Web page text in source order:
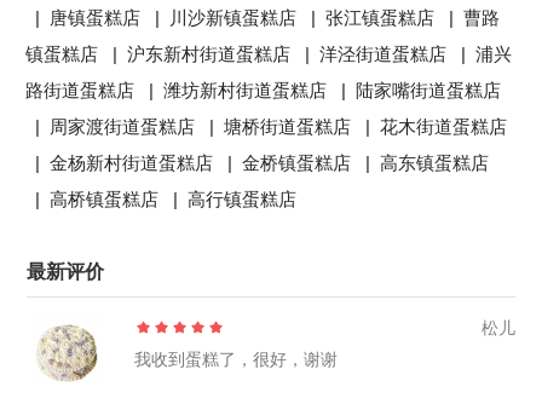
|
唐镇蛋糕店 | 川沙新镇蛋糕店 |张江镇蛋糕店 |曹路
镇蛋糕店 |沪东新村街道蛋糕店 |洋泾街道蛋糕店 |浦兴
路街道蛋糕店 |潍坊新村街道蛋糕店 | 陆家嘴街道蛋糕店
|
周家渡街道蛋糕店 |塘桥街道蛋糕店 |花木街道蛋糕店
|金杨新村街道蛋糕店 |金桥镇蛋糕店 |高东镇蛋糕店
|高桥镇蛋糕店 |高行镇蛋糕店
最新评价
松儿
我收到蛋糕了，很好，谢谢